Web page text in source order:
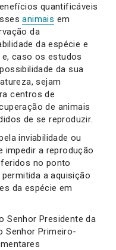
quantificáveis
animais em
da
da espécie e
caso os estudos
da sua
sejam
centros de
de animais
de se reproduzir.
inviabilidade ou
impedir a reprodução
no ponto
a aquisição
da espécie em
Senhor Presidente da
Senhor Primeiro-